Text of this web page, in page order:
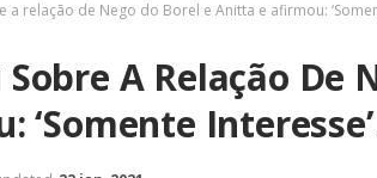
a relação de Nego do Borel e Anitta e afirmou:
A Relação De